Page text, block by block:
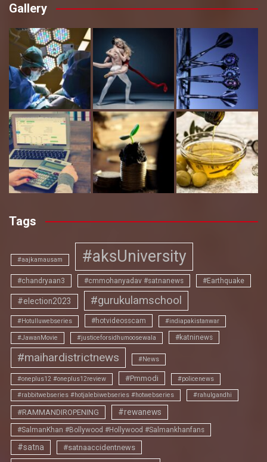
Gallery
Tags
#aajkamausam #aksUniversity
#chandryaan3 #cmmohanyadav #satnanews #Earthquake
#election2023 #gurukulamschool
#Hotulluwebseries #hotvideosscam #indiapakistanwar
#JawanMovie #justiceforsidhumoosewala #katninews
#maihardistrictnews #News
#oneplus12 #oneplus12review #Pmmodi #policenews
#rabbitwebseries #hotjalebiwebseries #hotwebseries #rahulgandhi
#RAMMANDIROPENING #rewanews
#SalmanKhan #Bollywood #Hollywood #Salmankhanfans
#satna #satnaaccidentnews